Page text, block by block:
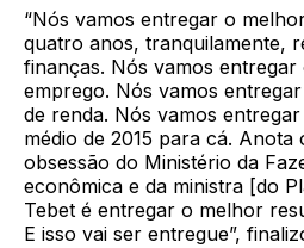
“Nós vamos entregar o
quatro anos, tranquilamente,
finanças. Nós vamos
emprego. Nós vamos
de renda. Nós vamos
médio de 2015 para cá.
obsessão do Ministério da
econômica e da ministra [do
Tebet é entregar o melhor
E isso vai ser entregue”,